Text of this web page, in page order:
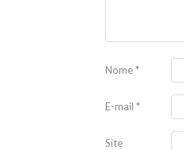
Nome*
E-mail *
Site